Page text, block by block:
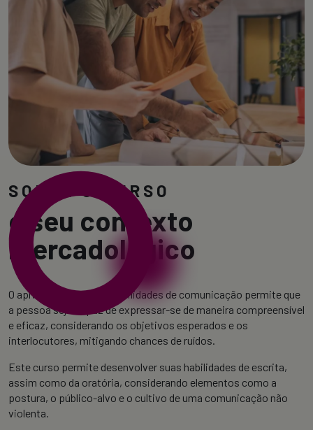
SOBRE O CURSO
e seu contexto
mercadológico
O aprimoramento das habilidades de comunicação permite que
a pessoa seja capaz de expressar-se de maneira compreensível
e eficaz, considerando os objetivos esperados e os
interlocutores, mitigando chances de ruídos.
Este curso permite desenvolver suas habilidades de escrita,
assim como da oratória, considerando elementos como a
postura, o público-alvo e o cultivo de uma comunicação não
violenta.